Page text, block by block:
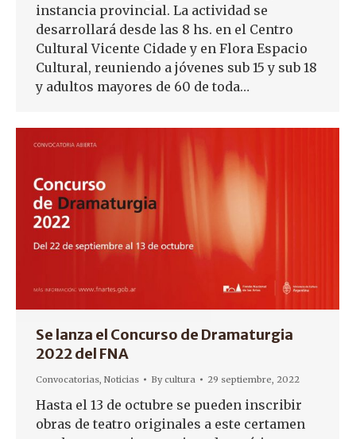
instancia provincial. La actividad se
desarrollará desde las 8 hs. en el Centro
Cultural Vicente Cidade y en Flora Espacio
Cultural, reuniendo a jóvenes sub 15 y sub 18
y adultos mayores de 60 de toda…
Se lanza el Concurso de Dramaturgia
2022 del FNA
Convocatorias, Noticias Bycultura 29 septiembre, 2022
Hasta el 13 de octubre se pueden inscribir
obras de teatro originales a este certamen